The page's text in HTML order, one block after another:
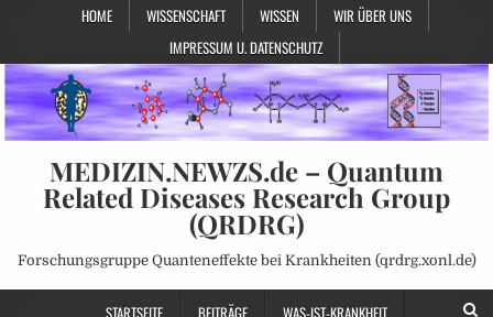
HOME WISSENSCHAFT WISSEN
WIR ÜBER UNS
IMPRESSUM U. DATENSCHUTZ
MEDIZIN.NEWZS.de – Quantum
Related Diseases Research Group
(QRDRG)
Forschungsgruppe Quanteneffekte bei Krankheiten (qrdrg.xonl.de)